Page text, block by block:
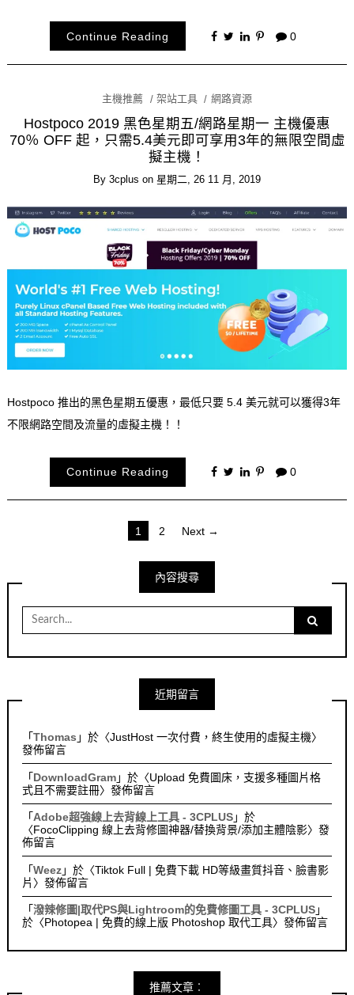
Continue Reading 0
主機推薦 架站工具 網路資源
Hostpoco 2019 黑色星期五/網路星期一 主機優惠
70％ OFF 起，只需5.4美元即可享用3年的無限空間虛
擬主機！
By 3cplus on 星期二, 26 11 月, 2019
Hostpoco 推出的黑色星期五優惠，最低只要 5.4 美元就可以獲得3年
不限網路空間及流量的虛擬主機！！
Continue Reading 0
分
頁
1 2 Next →
內容搜尋
Search
for:
近期留言
「Thomas 」於〈JustHost 一次付費，終生使用的虛擬主機〉
發佈留言
「 DownloadGram」於〈Upload 免費圖床，支援多種圖片格
式且不需要註冊〉發佈留言
「Adobe超強線上去背線上工具 - 3CPLUS」於
〈FocoClipping 線上去背修圖神器/替換背景/添加主體陰影〉發
佈留言
「Weez」於〈Tiktok Full | 免費下載 HD等級畫質抖音、臉書影
片 〉發佈留言
「潑辣修圖|取代PS與Lightroom的免費修圖工具 - 3CPLUS」
於〈Photopea | 免費的線上版 Photoshop 取代工具〉發佈留言
推薦文章︰